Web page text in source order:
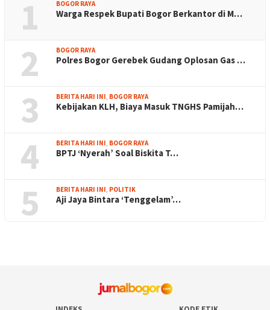
1 BOGOR RAYA
Warga Respek Bupati Bogor Berkantor di M…
2 BOGOR RAYA
Polres Bogor Gerebek Gudang Oplosan Gas …
3 BERITA HARI INI, BOGOR RAYA
Kebijakan KLH, Biaya Masuk TNGHS Pamijah…
4 BERITA HARI INI, BOGOR RAYA
BPTJ ‘Nyerah’ Soal Biskita T…
5 BERITA HARI INI, POLITIK
Aji Jaya Bintara ‘Tenggelam’…